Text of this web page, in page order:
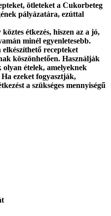
ötleteket a Cukorbeteg
pályázatára, ezúttal
étkezés, hiszen az a jó,
minél egyenletesebb.
recepteket
köszönhetően. Használják
ételek, amelyeknek
ezeket fogyasztják,
a szükséges men­nyiségű